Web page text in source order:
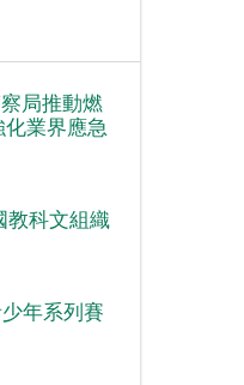
局推動燃
業界應急
教科文組織
年系列賽